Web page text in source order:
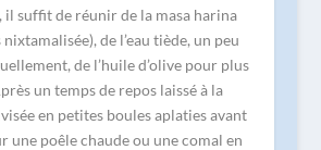
suffit de réunir de la masa harina
de l’eau tiède, un peu
de l’huile d’olive pour plus
un temps de repos laissé à la
en petites boules aplaties avant
une poêle chaude ou une comal en